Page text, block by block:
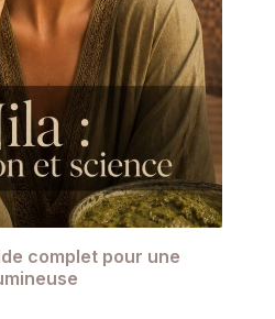
complet pour une